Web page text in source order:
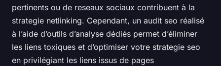
pertinents ou de reseaux sociaux contribuent à la
strategie netlinking. Cependant, un audit seo réalisé
à l’aide d’outils d’analyse dédiés permet d’éliminer
les liens toxiques et d’optimiser votre strategie seo
en privilégiant les liens issus de pages